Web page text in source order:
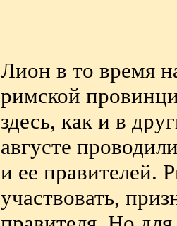
Лион в то время
римской
здесь, как и в
августе
и ее правителей.
участвовать,